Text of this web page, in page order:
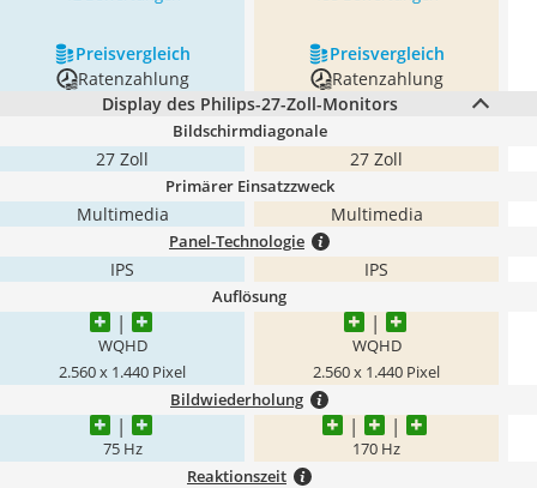
Preis­vergleich
Preis­vergleich
Ratenzahlung
Ratenzahlung
Display des Philips-27-Zoll-Monitors
Bildschirmdiagonale
27 Zoll 27 Zoll
Primärer Einsatzzweck
Multimedia Multimedia
Panel-Technologie
IPS IPS
Auflösung
WQHD
2.560 x 1.440 Pixel
WQHD
2.560 x 1.440 Pixel
Bildwiederholung
75 Hz 170 Hz
Reaktionszeit